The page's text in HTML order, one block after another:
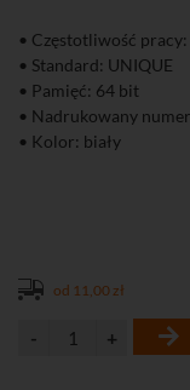
• Częstotliwość
• Standard: UNIQUE
• Pamięć: 64 bit
• Nadrukowany
• Kolor: biały
od 11,00 zł